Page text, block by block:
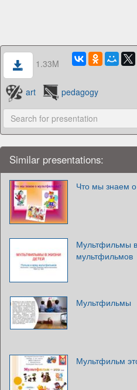
1.33M
art pedagogy
Similar presentations:
Что мы знаем
Мультфильмы
мультфильмов
Мультфильмы
Мультфильм